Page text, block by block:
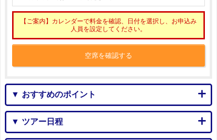
【ご案内】カレンダーで料金を確認、日付を選択し、お申込み
人員を設定してください。
空席を確認する
▼ おすすめのポイント
▼ ツアー日程